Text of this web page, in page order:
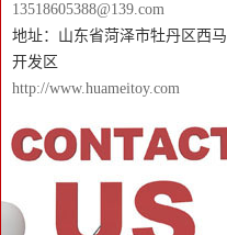
13518605388@139.com
地址：山东省菏泽市牡丹区西
开发区
http://www.huameitoy.com